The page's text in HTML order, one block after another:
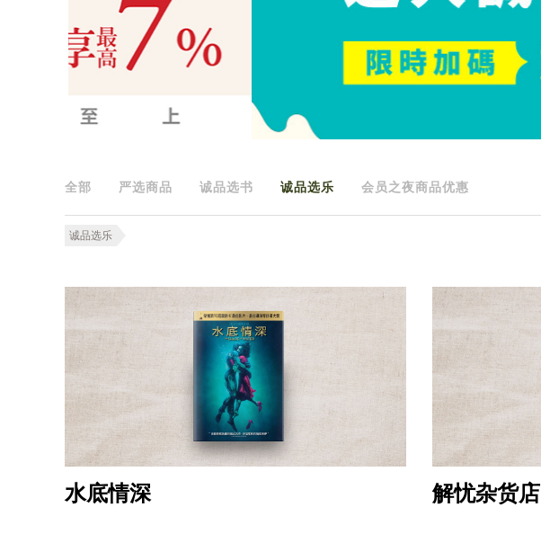
全部 严选商品 诚品选书 诚品选乐 会员之夜商品优惠
诚品选乐
水底情深 解忧杂货店